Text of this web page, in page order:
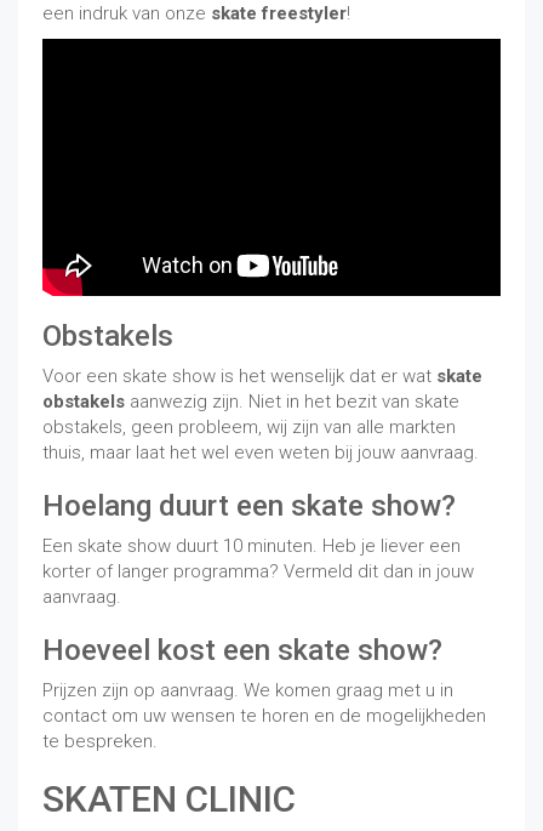
een indruk van onze skate freestyler!
Obstakels
Voor een skate show is het wenselijk dat er wat skate
obstakels aanwezig zijn. Niet in het bezit van skate
obstakels, geen probleem, wij zijn van alle markten
thuis, maar laat het wel even weten bij jouw aanvraag.
Hoelang duurt een skate show?
Een skate show duurt 10 minuten. Heb je liever een
korter of langer programma? Vermeld dit dan in jouw
aanvraag.
Hoeveel kost een skate show?
Prijzen zijn op aanvraag. We komen graag met u in
contact om uw wensen te horen en de mogelijkheden
te bespreken.
SKATEN CLINIC